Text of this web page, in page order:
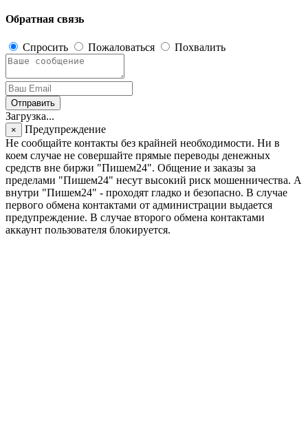
Обратная связь
Спросить Пожаловаться Похвалить
Отправить
Загрузка...
×
Предупреждение
Не сообщайте контакты без крайней необходимости. Ни в
коем случае не совершайте прямые переводы денежных
средств вне биржи "Пишем24". Общение и заказы за
пределами "Пишем24" несут высокий риск мошенничества. А
внутри "Пишем24" - проходят гладко и безопасно. В случае
первого обмена контактами от администрации выдается
предупреждение. В случае второго обмена контактами
аккаунт пользователя блокируется.